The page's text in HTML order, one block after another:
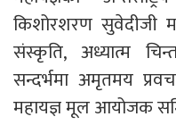
किशोरशरण सुवेदीजी
संस्कृति, अध्यात्म
सन्दर्भमा अमृतमय
महायज्ञ मूल आयोजक